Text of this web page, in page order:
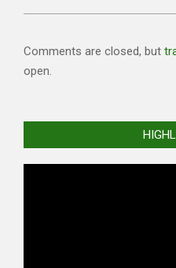
Comments are closed, but
open.